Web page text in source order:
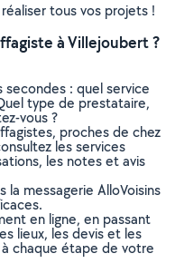
tous vos projets !
à Villejoubert ?
: quel service
type de prestataire,
vous ?
proches de chez
les services
les notes et avis
la messagerie AlloVoisins
en ligne, en passant
lieux, les devis et les
chaque étape de votre